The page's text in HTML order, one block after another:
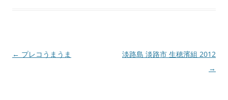
投
← プレコうまうま
淡路島 淡路市 生穂濱組 2012
→